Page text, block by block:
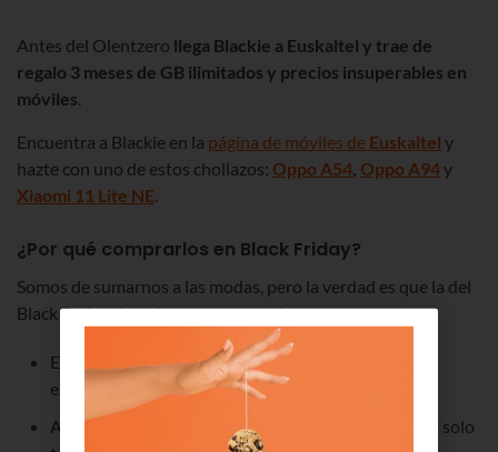
Antes del Olentzero llega Blackie a Euskaltel y trae de
regalo 3 meses de GB ilimitados y precios insuperables en
móviles.
Encuentra a Blackie en la página de móviles de Euskaltel y
hazte con uno de estos chollazos: Oppo A54, Oppo A94y
Xiaomi 11 Lite NE.
¿Por qué comprarlos en Black Friday?
Somos de sumarnos a las modas, pero la verdad es que la del
Black Friday tiene bastantes ventajas.
Encuentras descuentos que más tarde no vas a
encontrar.
Adelantas las compras navideñas y así en las fiestas solo